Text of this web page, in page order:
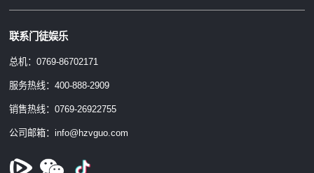
联系门徒娱乐
总机：0769-86702171
服务热线：400-888-2909
销售热线：0769-26922755
公司邮箱：info@hzvguo.com